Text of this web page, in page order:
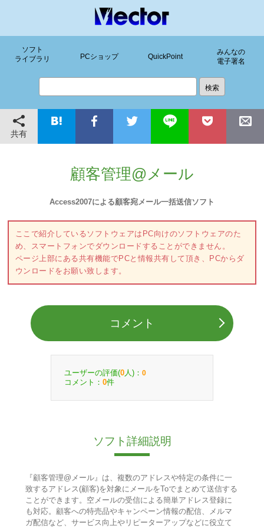
ソフト
ライブラリ
PCショップ QuickPoint
みんなの
電子署名
共有
顧客管理@メール
Access2007による顧客宛メール一括送信ソフト
ここで紹介しているソフトウェアはPC向けのソフトウェアのた
め、スマートフォンでダウンロードすることができません。
ページ上部にある共有機能でPCと情報共有して頂き、PCからダ
ウンロードをお願い致します。
コメント
ユーザーの評価(0 人)： 0
コメント： 0件
ソフト詳細説明
『顧客管理@メール』は、複数のアドレスや特定の条件に一
致するアドレス(顧客)を対象にメールをToでまとめて送信する
ことができます。空メールの受信による簡単アドレス登録に
も対応。顧客への特売品やキャンペーン情報の配信、メルマ
ガ配信など、サービス向上やリピーターアップなどに役立て